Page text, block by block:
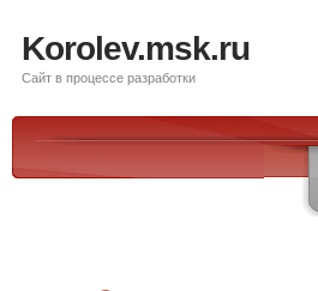
Korolev.msk.ru
Сайт в процессе разработки